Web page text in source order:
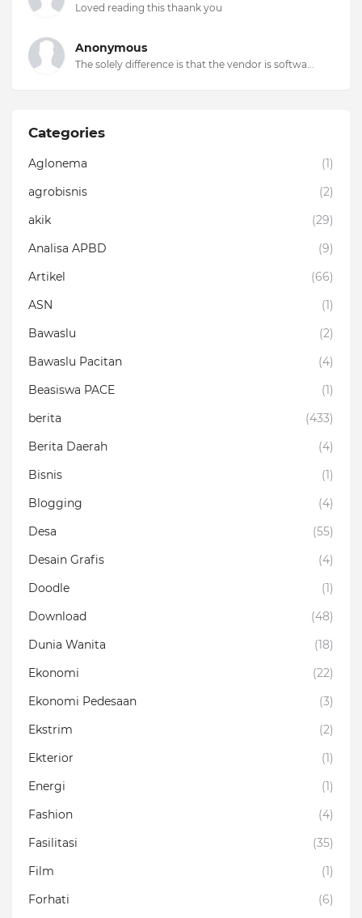
Loved reading this thaank you
Anonymous
The solely difference is that the vendor is softwa...
Categories
Aglonema
(1)
agrobisnis
(2)
akik
(29)
Analisa APBD
(9)
Artikel
(66)
ASN
(1)
Bawaslu
(2)
Bawaslu Pacitan
(4)
Beasiswa PACE
(1)
berita
(433)
Berita Daerah
(4)
Bisnis
(1)
Blogging
(4)
Desa
(55)
Desain Grafis
(4)
Doodle
(1)
Download
(48)
Dunia Wanita
(18)
Ekonomi
(22)
Ekonomi Pedesaan
(3)
Ekstrim
(2)
Ekterior
(1)
Energi
(1)
Fashion
(4)
Fasilitasi
(35)
Film
(1)
Forhati
(6)